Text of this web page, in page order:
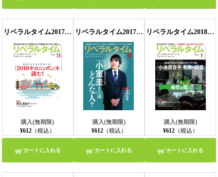
リベラルタイム2017年11月号
購入(無期限)
¥612 （税込）
カートに入れる
リベラルタイム2017年12月号
購入(無期限)
¥612（税込）
カートに入れる
リベラルタイム2018年1月号
購入(無期限)
¥612（税込）
カートに入れる